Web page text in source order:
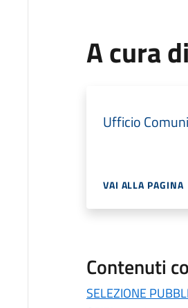
A cura di
Ufficio
VAI ALLA PAGINA
Contenuti
SELEZIONE